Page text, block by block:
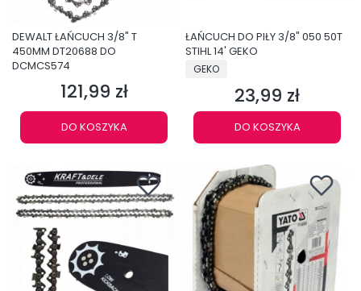
DEWALT ŁAŃCUCH 3/8" T
450MM DT20688 DO
DCMCS574
Cena
121,99 zł
DO KOSZYKA
ŁAŃCUCH DO PIŁY 3/8" 050 50T
STIHL 14' GEKO
PRODUCENT
GEKO
Cena
23,99 zł
DO KOSZYKA